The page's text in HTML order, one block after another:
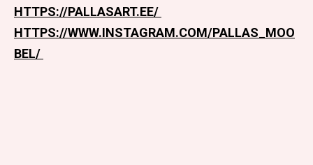
HTTPS://PALLASART.EE/
HTTPS://WWW.INSTAGRAM.COM/PALLAS_MOO
BEL/